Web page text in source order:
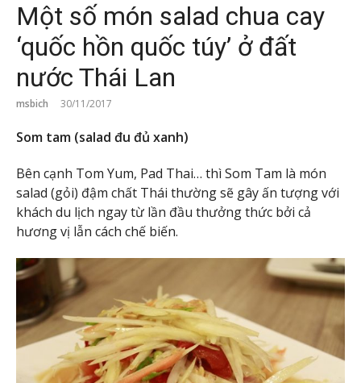
Một số món salad chua cay
‘quốc hồn quốc túy’ ở đất
nước Thái Lan
msbich 30/11/2017
Som tam (salad đu đủ xanh)
Bên cạnh Tom Yum, Pad Thai… thì Som Tam là món
salad (gỏi) đậm chất Thái thường sẽ gây ấn tượng với
khách du lịch ngay từ lần đầu thưởng thức bởi cả
hương vị lẫn cách chế biến.